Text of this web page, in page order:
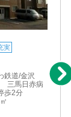
実
鉄道/金沢
三馬日赤病
歩2分